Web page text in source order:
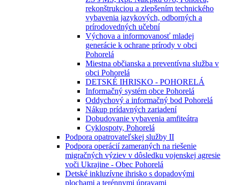
rekonštrukciou a zlepšením technického
vybavenia jazykových, odborných a
prírodovedných učební
Výchova a informovanosť mladej
generácie k ochrane prírody v obci
Pohorelá
Miestna občianska a preventívna služba v
obci Pohorelá
DETSKÉ IHRISKO - POHORELÁ
Informačný systém obce Pohorelá
Oddychový a informačný bod Pohorelá
Nákup prídavných zariadení
Dobudovanie vybavenia amfiteátra
Cyklospoty, Pohorelá
Podpora opatrovateľskej služby II
Podpora operácií zameraných na riešenie
migračných výziev v dôsledku vojenskej agresie
voči Ukrajine - Obec Pohorelá
Detské inkluzívne ihrisko s dopadovými
plochami a terénnymi úpravami